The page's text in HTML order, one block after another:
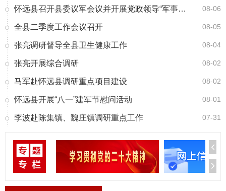
08-06
怀远县召开县委议军会议并开展党政领导“军事日”活动
08-05
全县二季度工作会议召开
08-04
张亮调研督导全县卫生健康工作
08-02
张亮开展综合调研
08-02
马军赴怀远县调研重点项目建设
08-01
怀远县开展“八一”建军节慰问活动
07-31
李波赴陈集镇、魏庄镇调研重点工作